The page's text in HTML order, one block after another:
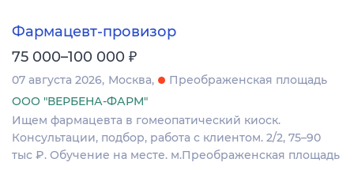
Фармацевт-провизор
75 000–100 000 ₽
07 августа 2026 Москва
Преображенская площадь
ООО "ВЕРБЕНА-ФАРМ"
Ищем фармацевта в гомеопатический киоск.
Консультации, подбор, работа с клиентом. 2/2, 75–90
тыс ₽. Обучение на месте. м.Преображенская площадь